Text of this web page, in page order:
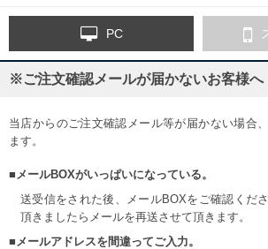
PC
※ご注文確認メールが届かないお客様へ
当店からのご注文確認メール等が届かない場合
ます。
■メールBOXがいっぱいになっている。
送受信をされた後、メールBOXをご確認くだ
頂きましたらメールを再送させて頂きます。
■メールアドレスを間違ってご入力。